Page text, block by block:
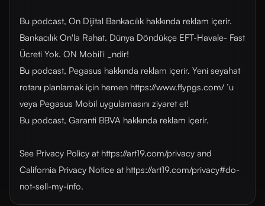
Bu podcast, On Dijital Bankacılık hakkında reklam içerir.
Bankacılık On'la Rahat. Dünya Döndükçe EFT-Havale- Fast
Ücreti Yok. ON Mobil'i _ndir!
Bu podcast, Pegasus hakkında reklam içerir. Yeni seyahat
rotanı planlamak için hemen https://www.flypgs.com/ ’u
veya Pegasus Mobil uygulamasını ziyaret et!
Bu podcast, Garanti BBVA hakkında reklam içerir.
See Privacy Policy at https://art19.com/privacy and
California Privacy Notice at https://art19.com/privacy#do-
not-sell-my-info.